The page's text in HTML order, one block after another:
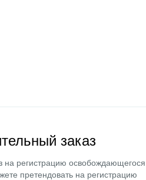
заказ
на регистрацию освобождающегося
претендовать на регистрацию